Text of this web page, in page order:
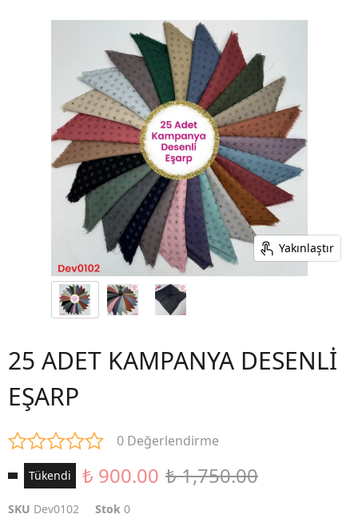
Yakınlaştır
25 ADET KAMPANYA DESENLİ
EŞARP
0 Değerlendirme
Tükendi ₺ 900.00 ₺ 1,750.00
SKU Dev0102 Stok 0